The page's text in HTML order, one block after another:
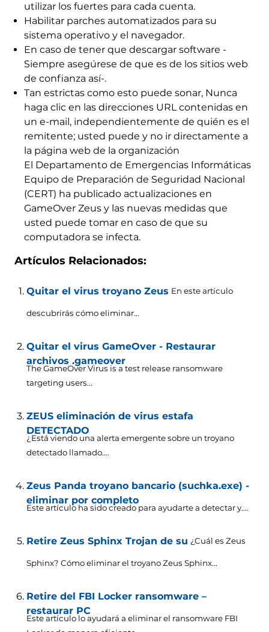
utilizar los fuertes para cada cuenta.
Habilitar parches automatizados para su
sistema operativo y el navegador.
En caso de tener que descargar software -
Siempre asegúrese de que es de los sitios web
de confianza así-.
Tan estrictas como esto puede sonar, Nunca
haga clic en las direcciones URL contenidas en
un e-mail, independientemente de quién es el
remitente; usted puede y no ir directamente a
la página web de la organización
El Departamento de Emergencias Informáticas
Equipo de Preparación de Seguridad Nacional
(CERT) ha publicado actualizaciones en
GameOver Zeus y las nuevas medidas que
usted puede tomar en caso de que su
computadora se infecta.
Artículos Relacionados:
Quitar el virus troyano Zeus En este artículo
descubrirás cómo eliminar...
Quitar el virus GameOver - Restaurar
archivos .gameover
The GameOver Virus is a test release ransomware
targeting users...
ZEUS eliminación de virus estafa
DETECTADO
¿Está viendo una alerta emergente sobre un troyano
detectado llamado....
Zeus Panda troyano bancario (suchka.exe) -
eliminar por completo
Este artículo ha sido creado para ayudarte a detectar y....
Retire Zeus Sphinx Trojan de su ¿Cuál es Zeus
Sphinx? Cómo eliminar el troyano Zeus Sphinx...
Retire del FBI Locker ransomware –
restaurar PC
Este artículo lo ayudará a eliminar el ransomware FBI